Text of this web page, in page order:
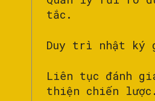
tắc.
Duy trì nhật ký
Liên tục đánh
thiện chiến lược.